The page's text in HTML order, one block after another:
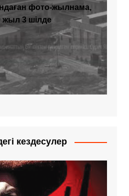
фото-жылнама,
жыл 3 шілде
кездесулер